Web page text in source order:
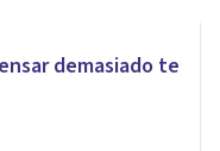
demasiado te